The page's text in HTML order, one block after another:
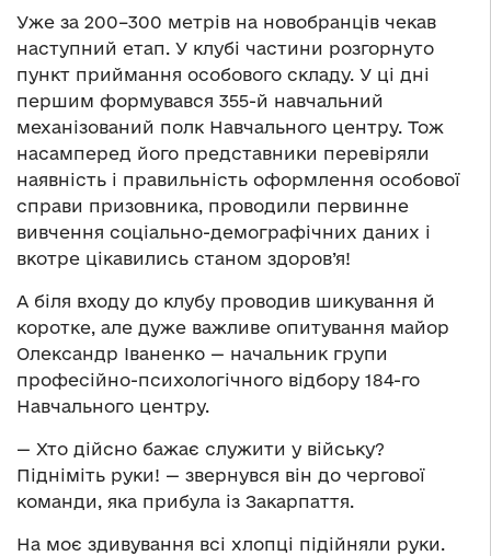
Уже за 200–300 метрів на новобранців чекав
наступний етап. У клубі частини розгорнуто
пункт приймання особового складу. У ці дні
першим формувався 355-й навчальний
механізований полк Навчального центру. Тож
насамперед його представники перевіряли
наявність і правильність оформлення особової
справи призовника, проводили первинне
вивчення соціально-демографічних даних і
вкотре цікавились станом здоров’я!
А біля входу до клубу проводив шикування й
коротке, але дуже важливе опитування майор
Олександр Іваненко — начальник групи
професійно-психологічного відбору 184-го
Навчального центру.
— Хто дійсно бажає служити у війську?
Підніміть руки! — звернувся він до чергової
команди, яка прибула із Закарпаття.
На моє здивування всі хлопці підійняли руки.